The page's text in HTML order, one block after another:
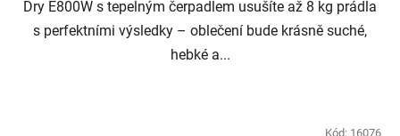
Dry E800W s tepelným čerpadlem usušíte až 8 kg prádla
s perfektními výsledky – oblečení bude krásně suché,
hebké a...
Kód: 16076